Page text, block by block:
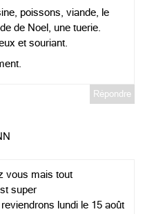
poissons, viande, le
de Noel, une tuerie.
et souriant.
Répondre
vous mais tout
super
lundi le 15 août